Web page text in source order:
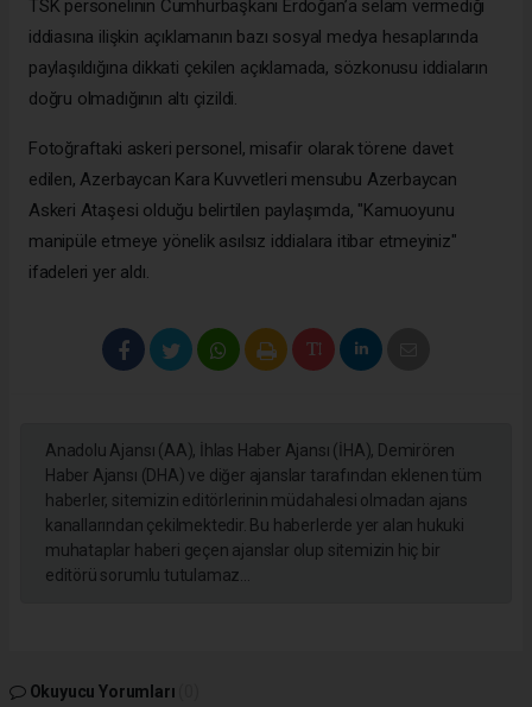
TSK personelinin Cumhurbaşkanı Erdoğan’a selam vermediği
iddiasına ilişkin açıklamanın bazı sosyal medya hesaplarında
paylaşıldığına dikkati çekilen açıklamada, sözkonusu iddiaların
doğru olmadığının altı çizildi.
Fotoğraftaki askeri personel, misafir olarak törene davet
edilen, Azerbaycan Kara Kuvvetleri mensubu Azerbaycan
Askeri Ataşesi olduğu belirtilen paylaşımda, "Kamuoyunu
manipüle etmeye yönelik asılsız iddialara itibar etmeyiniz"
ifadeleri yer aldı.
Anadolu Ajansı (AA), İhlas Haber Ajansı (İHA), Demirören
Haber Ajansı (DHA) ve diğer ajanslar tarafından eklenen tüm
haberler, sitemizin editörlerinin müdahalesi olmadan ajans
kanallarından çekilmektedir. Bu haberlerde yer alan hukuki
muhataplar haberi geçen ajanslar olup sitemizin hiç bir
editörü sorumlu tutulamaz...
Okuyucu Yorumları